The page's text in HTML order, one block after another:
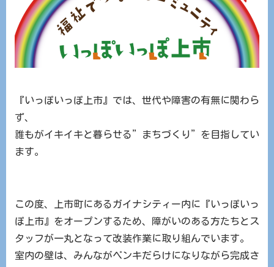
『いっぽいっぽ上市』では、世代や障害の有無に関わら
ず、
誰もがイキイキと暮らせる”まちづくり”を目指してい
ます。
この度、上市町にあるガイナシティー内に『いっぽいっ
ぽ上市』をオープンするため、障がいのある方たちとス
タッフが一丸となって改装作業に取り組んでいます。
室内の壁は、みんながペンキだらけになりながら完成さ